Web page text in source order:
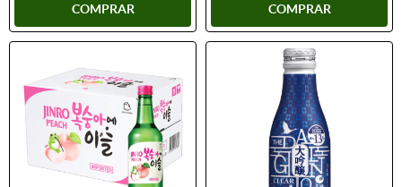
COMPRAR COMPRAR